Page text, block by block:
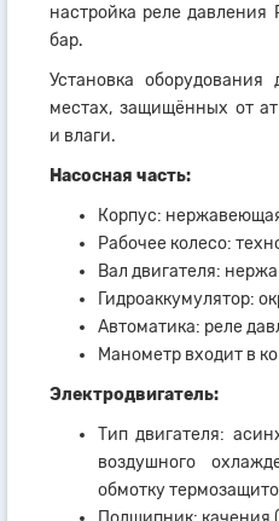
настройка реле
бар.
Установка оборудования
местах, защищённых от
и влаги.
Насосная часть:
Корпус:
Рабочее колесо:
Вал двигателя:
Гидроаккумулятор:
Автоматика: реле
Манометр входит в
Электродвигатель:
Тип двигателя:
воздушного
обмотку